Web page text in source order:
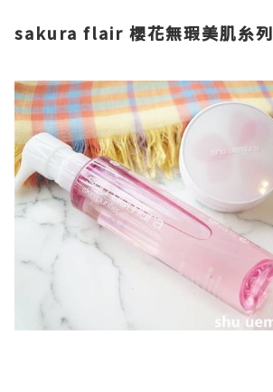
sakura flair 櫻花無瑕美肌糸列